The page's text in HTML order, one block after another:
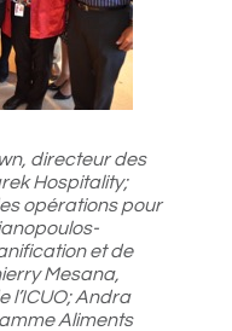
directeur des
Hospitality;
opérations pour
et de
Mesana,
Andra
Aliments